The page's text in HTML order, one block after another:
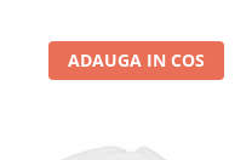
Calibrare expunere
ADAUGA IN COS